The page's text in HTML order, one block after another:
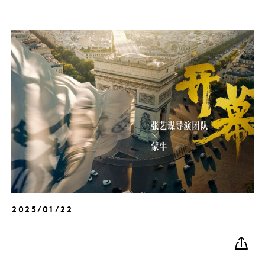
2025/01/22